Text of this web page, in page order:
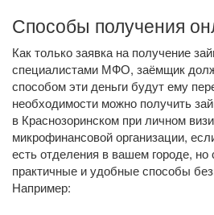
Способы получения
Как только заявка на получение
специалистами МФО, заёмщик
способом эти деньги будут ему
необходимости можно получить
в Краснозоринском при личном
микрофинансовой организации,
есть отделения в вашем городе,
практичные и удобные способы
Например: